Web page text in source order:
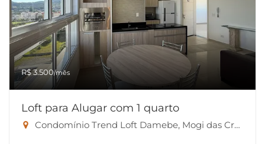
R$ 3.500/mês
Loft para Alugar com 1 quarto
Condomínio Trend Loft Damebe, Mogi das Cruzes-SP